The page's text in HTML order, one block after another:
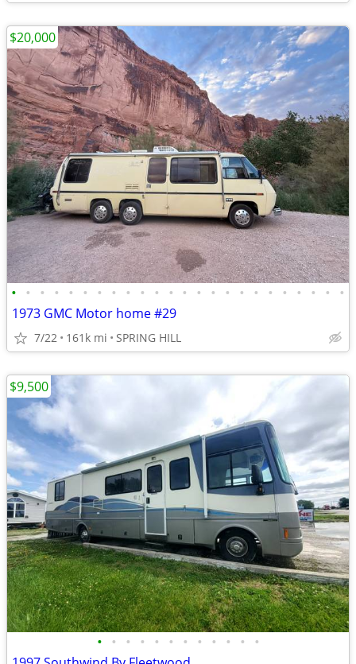
• • • • • • • • • • • • • • • • • • • • • • • •
1973 GMC Motor home #29
7/22 161k mi SPRING HILL
$20,000
• • • • • • • • • • • •
$9,500